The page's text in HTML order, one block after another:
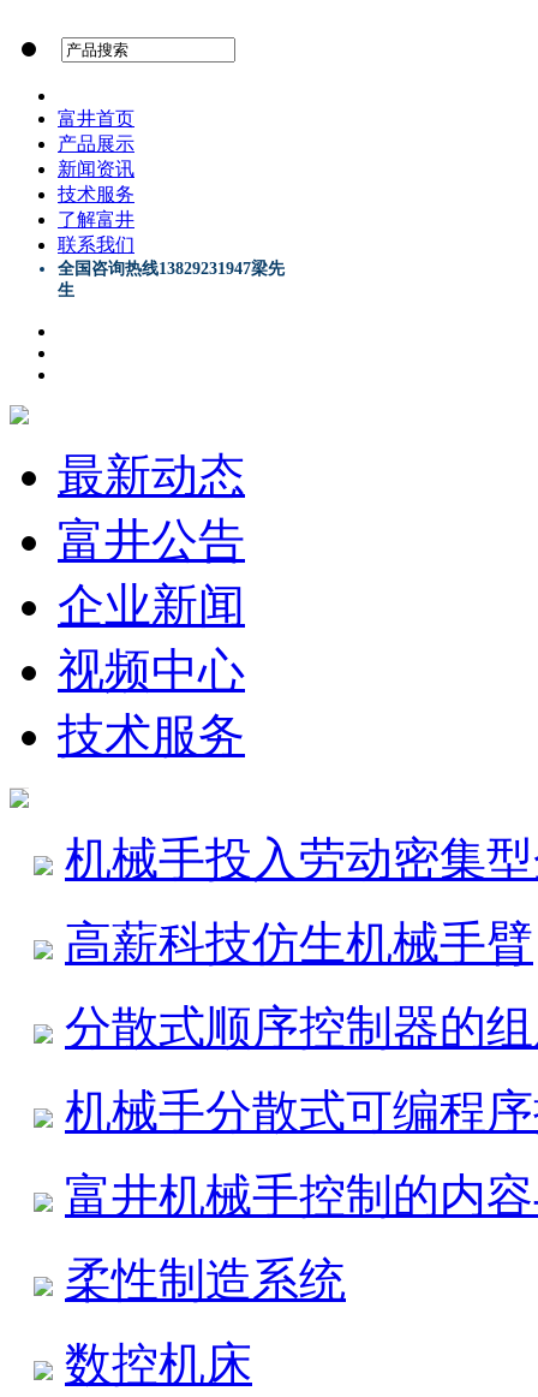
富井首页
产品展示
新闻资讯
技术服务
了解富井
联系我们
全国咨询热线13829231947梁先
生
最新动态
富井公告
企业新闻
视频中心
技术服务
机械手投入劳动密集
高薪科技仿生机械手臂
分散式顺序控制器的
机械手分散式可编程
富井机械手控制的内
柔性制造系统
数控机床